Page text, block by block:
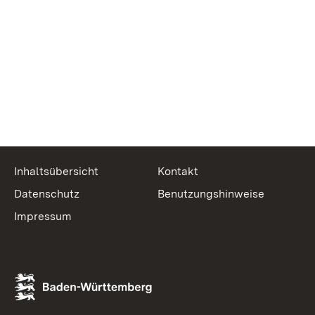
Inhaltsübersicht
Kontakt
Datenschutz
Benutzungshinweise
Impressum